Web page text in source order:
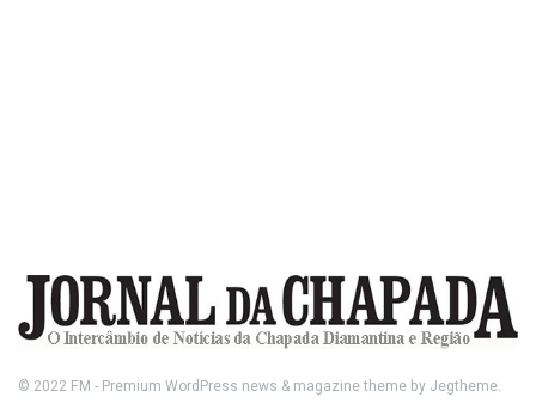
© 2022 FM - Premium WordPress news & magazine theme by Jegtheme.